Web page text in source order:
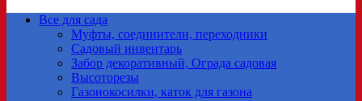
Все для сада
Муфты, соединители, переходники
Садовый инвентарь
Забор декоративный, Ограда садовая
Высоторезы
Газонокосилки, каток для газона